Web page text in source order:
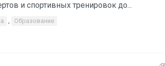
и спортивных тренировок до...
, Образование